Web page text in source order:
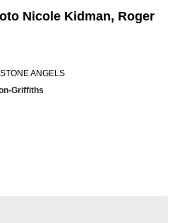
Nicole Kidman, Roger
ANGELS
Griffiths